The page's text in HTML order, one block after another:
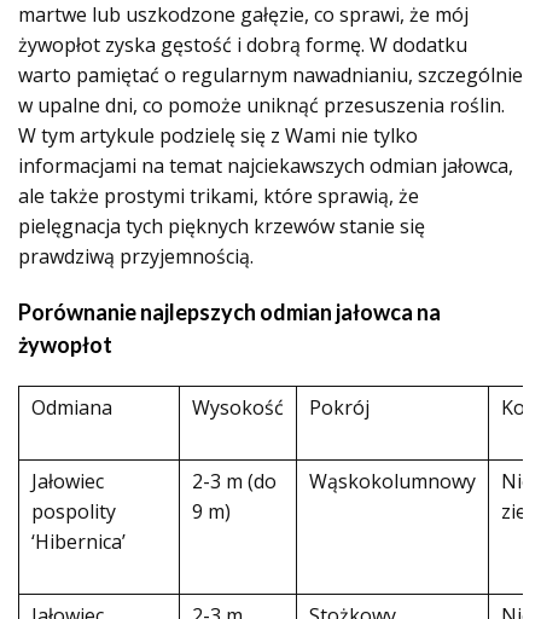
martwe lub uszkodzone gałęzie, co sprawi, że mój
żywopłot zyska gęstość i dobrą formę. W dodatku
warto pamiętać o regularnym nawadnianiu, szczególnie
w upalne dni, co pomoże uniknąć przesuszenia roślin.
W tym artykule podzielę się z Wami nie tylko
informacjami na temat najciekawszych odmian jałowca,
ale także prostymi trikami, które sprawią, że
pielęgnacja tych pięknych krzewów stanie się
prawdziwą przyjemnością.
Porównanie najlepszych odmian jałowca na
żywopłot
Odmiana Wysokość Pokrój
Jałowiec
pospolity
‘Hibernica’
2-3 m (do
9 m)
Wąskokolumnowy